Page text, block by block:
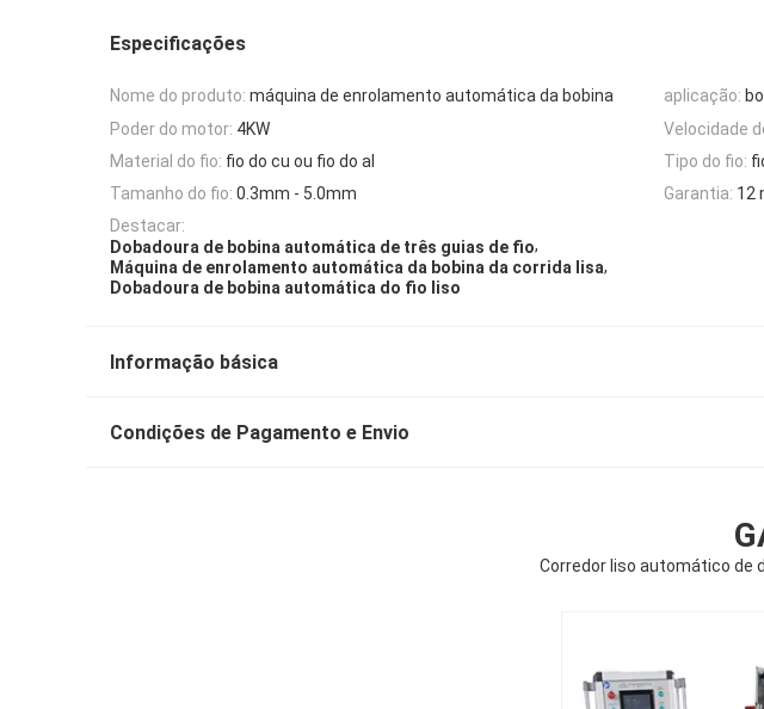
Especificações
Nome do produto: máquina de enrolamento automática da bobina aplicação:
Poder do motor: 4KW Velocidade
Material do fio: fio do cu ou fio do al Tipo do fio:
Tamanho do fio: 0.3mm - 5.0mm Garantia: 12
Destacar:
Dobadoura de bobina automática de três guias de fio,
Máquina de enrolamento automática da bobina da corrida lisa,
Dobadoura de bobina automática do fio liso
Informação básica
Condições de Pagamento e Envio
Corredor liso automático de